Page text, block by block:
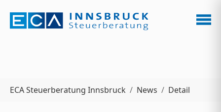
ECA Steuerberatung Innsbruck News Detail